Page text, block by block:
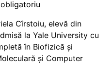
Cîrstoiu, elevă din
la Yale University cu
în Biofizică și
și Computer